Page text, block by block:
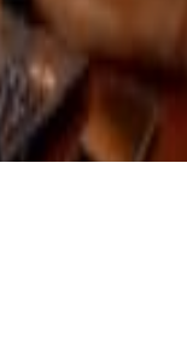
una plataforma
estas plantillas.
cookies